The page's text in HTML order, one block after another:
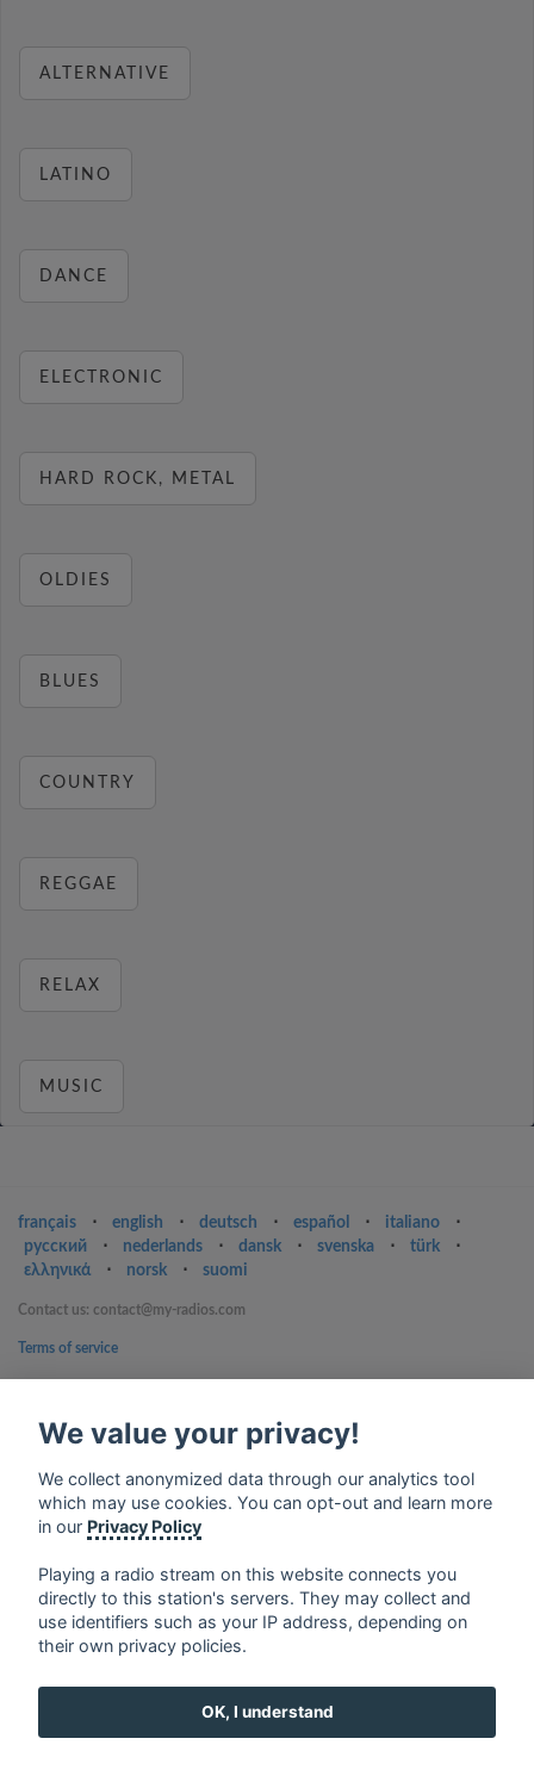
ALTERNATIVE
LATINO
DANCE
ELECTRONIC
HARD ROCK, METAL
OLDIES
BLUES
COUNTRY
REGGAE
RELAX
MUSIC
français ⋅ english ⋅ deutsch ⋅ español ⋅ italiano
⋅
русский
⋅ nederlands ⋅ dansk ⋅ svenska ⋅ türk
⋅
ελληνικά
⋅ norsk ⋅ suomi
Contact us: contact@my-radios.com
Terms of service
Google Play and the Google Play logo are trademarks of Google Inc.
We value your privacy!
We collect anonymized data through our analytics tool
which may use cookies. You can opt-out and learn more
in our Privacy Policy
Playing a radio stream on this website connects you
directly to this station's servers. They may collect and
use identifiers such as your IP address, depending on
their own privacy policies.
OK, I understand